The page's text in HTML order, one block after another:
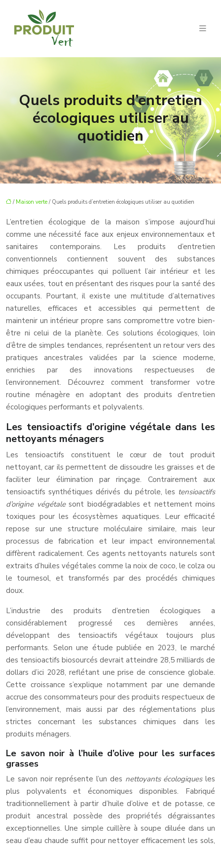
Quels produits d’entretien
écologiques utiliser au
quotidien
/ Maison verte / Quels produits d’entretien écologiques utiliser au quotidien
L’entretien écologique de la maison s’impose aujourd’hui
comme une nécessité face aux enjeux environnementaux et
sanitaires contemporains. Les produits d’entretien
conventionnels contiennent souvent des substances
chimiques préoccupantes qui polluent l’air intérieur et les
eaux usées, tout en présentant des risques pour la santé des
occupants. Pourtant, il existe une multitude d’alternatives
naturelles, efficaces et accessibles qui permettent de
maintenir un intérieur propre sans compromettre votre bien-
être ni celui de la planète. Ces solutions écologiques, loin
d’être de simples tendances, représentent un retour vers des
pratiques ancestrales validées par la science moderne,
enrichies par des innovations respectueuses de
l’environnement. Découvrez comment transformer votre
routine ménagère en adoptant des produits d’entretien
écologiques performants et polyvalents.
Les tensioactifs d’origine végétale dans les
nettoyants ménagers
Les tensioactifs constituent le cœur de tout produit
nettoyant, car ils permettent de dissoudre les graisses et de
faciliter leur élimination par rinçage. Contrairement aux
tensioactifs synthétiques dérivés du pétrole, les tensioactifs
d’origine végétalesont biodégradables et nettement moins
toxiques pour les écosystèmes aquatiques. Leur efficacité
repose sur une structure moléculaire similaire, mais leur
processus de fabrication et leur impact environnemental
diffèrent radicalement. Ces agents nettoyants naturels sont
extraits d’huiles végétales comme la noix de coco, le colza ou
le tournesol, et transformés par des procédés chimiques
doux.
L’industrie des produits d’entretien écologiques a
considérablement progressé ces dernières années,
développant des tensioactifs végétaux toujours plus
performants. Selon une étude publiée en 2023, le marché
des tensioactifs biosourcés devrait atteindre 28,5 milliards de
dollars d’ici 2028, reflétant une prise de conscience globale.
Cette croissance s’explique notamment par une demande
accrue des consommateurs pour des produits respectueux de
l’environnement, mais aussi par des réglementations plus
strictes concernant les substances chimiques dans les
produits ménagers.
Le savon noir à l’huile d’olive pour les surfaces
grasses
Le savon noir représente l’un des nettoyants écologiquesles
plus polyvalents et économiques disponibles. Fabriqué
traditionnellement à partir d’huile d’olive et de potasse, ce
produit ancestral possède des propriétés dégraissantes
exceptionnelles. Une simple cuillère à soupe diluée dans un
seau d’eau chaude suffit pour nettoyer efficacement les sols,